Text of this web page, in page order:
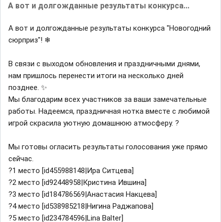
А вот и долгожданные результаты конкурса...
А вот и долгожданные результаты конкурса "Новогодний
сюрприз"! ❄
В связи с выходом обновления и праздничными днями,
нам пришлось перенести итоги на несколько дней
позднее. ✨
Мы благодарим всех участников за ваши замечательные
работы. Надеемся, праздничная нотка вместе с любимой
игрой скрасила уютную домашнюю атмосферу. ?
Мы готовы огласить результаты голосования уже прямо
сейчас.
?1 место [id455988148|Ира Ситцева]
?2 место [id92448958|Кристина Ившина]
?3 место [id184786569|Анастасия Накцева]
?4 место [id538985218|Нигина Раджапова]
?5 место [id234784596|Lina Balter]